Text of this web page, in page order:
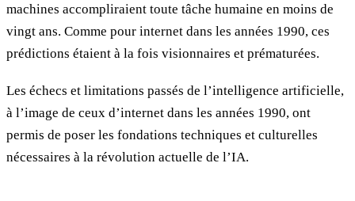
machines accompliraient toute tâche humaine en moins de
vingt ans. Comme pour internet dans les années 1990, ces
prédictions étaient à la fois visionnaires et prématurées.
Les échecs et limitations passés de l’intelligence artificielle,
à l’image de ceux d’internet dans les années 1990, ont
permis de poser les fondations techniques et culturelles
nécessaires à la révolution actuelle de l’IA.